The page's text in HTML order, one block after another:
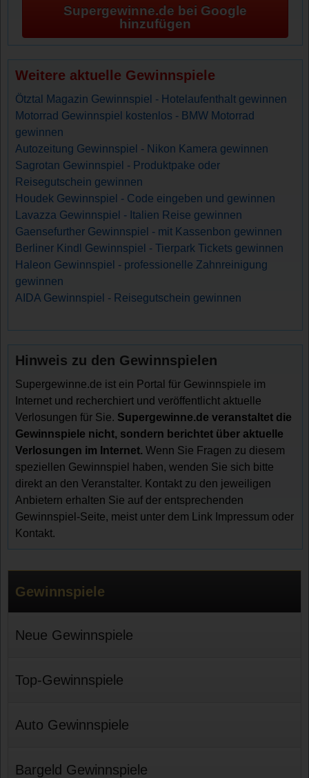
Supergewinne.de bei Google
hinzufügen
Weitere aktuelle Gewinnspiele
Ötztal Magazin Gewinnspiel - Hotelaufenthalt gewinnen
Motorrad Gewinnspiel kostenlos - BMW Motorrad
gewinnen
Autozeitung Gewinnspiel - Nikon Kamera gewinnen
Sagrotan Gewinnspiel - Produktpake oder
Reisegutschein gewinnen
Houdek Gewinnspiel - Code eingeben und gewinnen
Lavazza Gewinnspiel - Italien Reise gewinnen
Gaensefurther Gewinnspiel - mit Kassenbon gewinnen
Berliner Kindl Gewinnspiel - Tierpark Tickets gewinnen
Haleon Gewinnspiel - professionelle Zahnreinigung
gewinnen
AIDA Gewinnspiel - Reisegutschein gewinnen
Hinweis zu den Gewinnspielen
Supergewinne.de ist ein Portal für Gewinnspiele im
Internet und recherchiert und veröffentlicht aktuelle
Verlosungen für Sie. Supergewinne.de veranstaltet die
Gewinnspiele nicht, sondern berichtet über aktuelle
Verlosungen im Internet. Wenn Sie Fragen zu diesem
speziellen Gewinnspiel haben, wenden Sie sich bitte
direkt an den Veranstalter. Kontakt zu den jeweiligen
Anbietern erhalten Sie auf der entsprechenden
Gewinnspiel-Seite, meist unter dem Link Impressum oder
Kontakt.
Gewinnspiele
Neue Gewinnspiele
Top-Gewinnspiele
Auto Gewinnspiele
Bargeld Gewinnspiele